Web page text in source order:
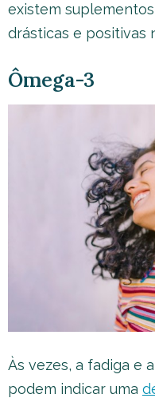
existem
drásticas e positivas
Ômega-3
Às vezes, a fadiga e
podem indicar uma